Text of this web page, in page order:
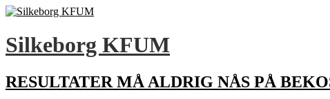
Silkeborg KFUM
RESULTATER MÅ ALDRIG NÅS PÅ